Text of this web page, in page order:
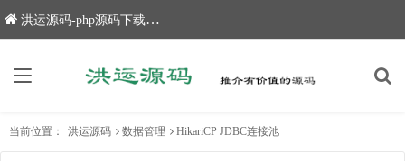
洪运源码-php源码下载,网站源码,网站源码下载
当前位置： 洪运源码 数据管理 HikariCP JDBC连接池